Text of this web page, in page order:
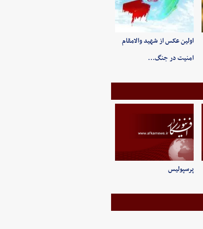
اولین عکس از شهید والامقام
امنیت در جنگ…
پرسپولیس